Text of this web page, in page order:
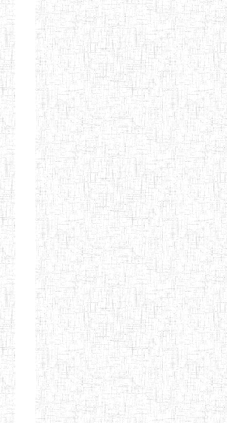
ENIEG DE
BATOURI
12/06/2001 ENIEG
ENBIEG DE
BERTOUA
01/08/2001 ENIEG
ENIET DE
BERTOUA
01/08/2012 ENIET
ENIET DE
MAROUA
13/08/2013 ENIET
ENBIEG DE
MAROUA
01/01/1965 ENIEG
ENIEG DE
KOUSSERI
01/09/1997 ENIEG
ENIEG DE
YAGOUA
31/08/2005 ENIEG
ENIEG DE
KAELE
01/09/1984 ENIEG
ENIEG DE
MORA
01/07/2000 ENIEG
ENIEG DE
MOKOLO
24/09/1997 ENIEG